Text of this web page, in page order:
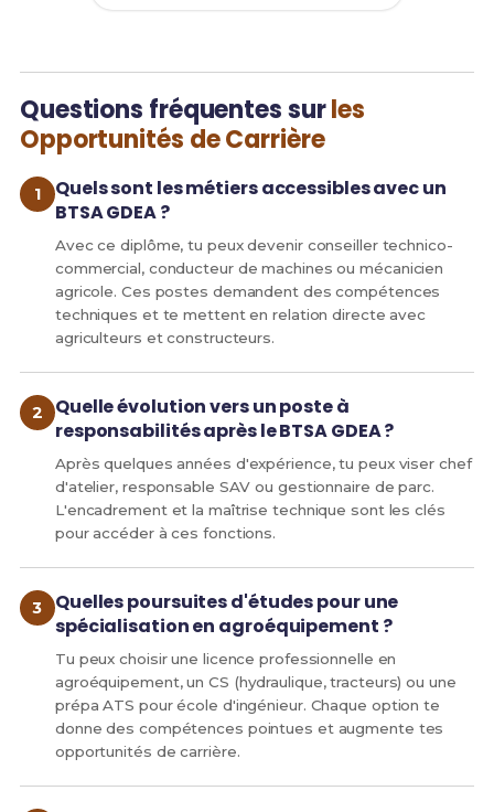
Questions fréquentes surles
Opportunités de Carrière
Quels sont les métiers accessibles avec un
BTSA GDEA ?
Avec ce diplôme, tu peux devenir conseiller technico-
commercial, conducteur de machines ou mécanicien
agricole. Ces postes demandent des compétences
techniques et te mettent en relation directe avec
agriculteurs et constructeurs.
Quelle évolution vers un poste à
responsabilités après le BTSA GDEA ?
Après quelques années d'expérience, tu peux viser chef
d'atelier, responsable SAV ou gestionnaire de parc.
L'encadrement et la maîtrise technique sont les clés
pour accéder à ces fonctions.
Quelles poursuites d'études pour une
spécialisation en agroéquipement ?
Tu peux choisir une licence professionnelle en
agroéquipement, un CS (hydraulique, tracteurs) ou une
prépa ATS pour école d'ingénieur. Chaque option te
donne des compétences pointues et augmente tes
opportunités de carrière.